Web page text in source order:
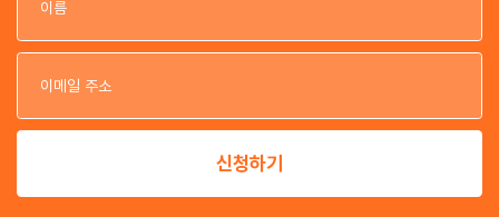
이
이
신청하기